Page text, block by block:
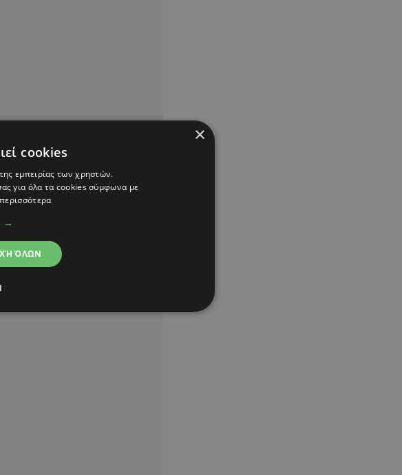
×
cookies
εμπειρίας των χρηστών.
για όλα τα cookies σύμφωνα με
→
ΌΛΩΝ